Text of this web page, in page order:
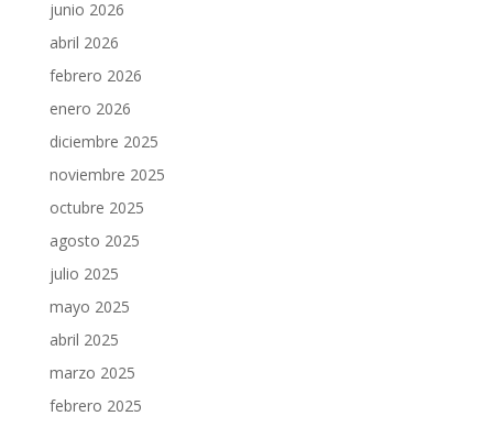
junio 2026
abril 2026
febrero 2026
enero 2026
diciembre 2025
noviembre 2025
octubre 2025
agosto 2025
julio 2025
mayo 2025
abril 2025
marzo 2025
febrero 2025